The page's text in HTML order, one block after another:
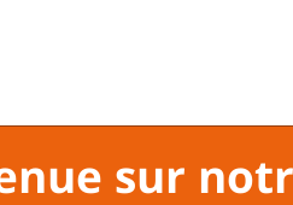
sur